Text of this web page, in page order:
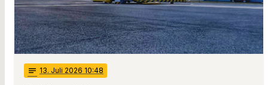
notes 13. Juli 2026 10:48